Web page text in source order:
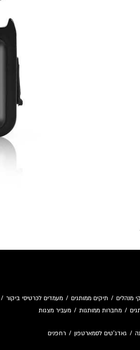
מנהלים / תיקים ממותגים / מעמדים לכרטיסי ביקור
/ מחברות ממותגות / מעביר מצגות
/ גאדג'טים לסמארטפון / רחפנים